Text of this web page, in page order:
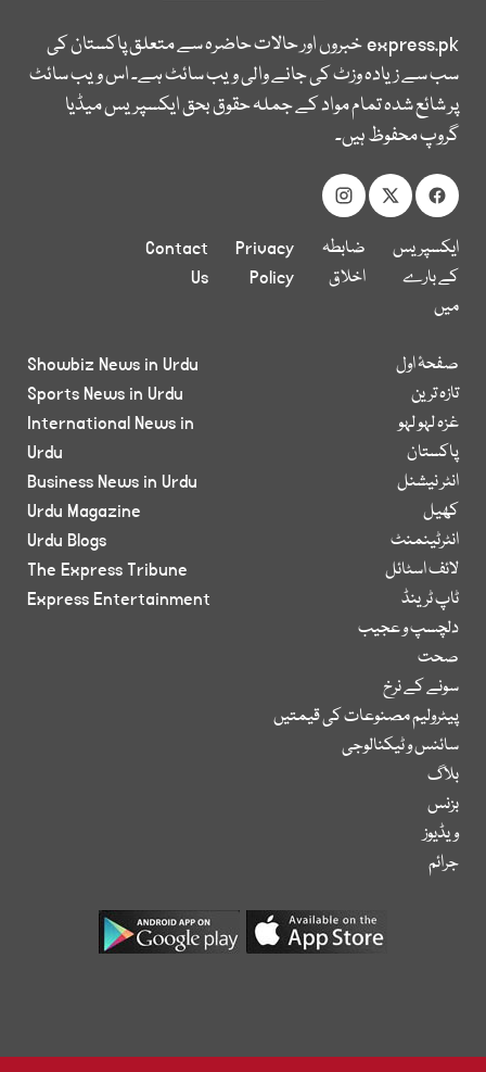
express.pkخبروں اور حالات حاضرہ سے متعلق پاکستان کی
سب سے زیادہ وزٹ کی جانے والی ویب سائٹ ہے۔ اس ویب سائٹ
پر شائع شدہ تمام مواد کے جملہ حقوق بحق ایکسپریس میڈیا
گروپ محفوظ ہیں۔
ایکسپریس
کے بارے
میں
ضابطہ
اخلاق
Privacy
Policy
Contact
Us
صفحۂ اول
تازہ ترین
غزہ لہو لہو
پاکستان
انٹر نیشنل
کھیل
انٹرٹینمنٹ
لائف اسٹائل
ٹاپ ٹرینڈ
دلچسپ و عجیب
صحت
سونے کے نرخ
پیٹرولیم مصنوعات کی قیمتیں
سائنس و ٹیکنالوجی
بلاگ
بزنس
ویڈیوز
جرائم
Showbiz News in Urdu
Sports News in Urdu
International News in
Urdu
Business News in Urdu
Urdu Magazine
Urdu Blogs
The Express Tribune
Express Entertainment